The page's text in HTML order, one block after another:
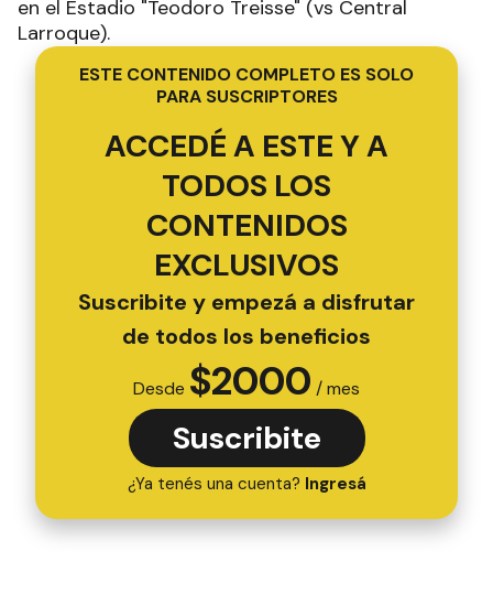
en el Estadio "Teodoro Treisse" (vs Central
Larroque).
ESTE CONTENIDO COMPLETO ES SOLO
PARA SUSCRIPTORES
ACCEDÉ A ESTE Y A
TODOS LOS
CONTENIDOS
EXCLUSIVOS
Suscribite y empezá a disfrutar
de todos los beneficios
Desde $2000 / mes
Suscribite
¿Ya tenés una cuenta? Ingresá